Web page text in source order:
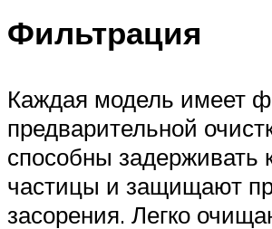
Фильтрация
Каждая модель имеет
предварительной
способны задерживать
частицы и защищают
засорения. Легко